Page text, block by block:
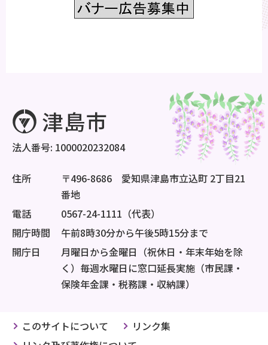
法人番号: 1000020232084
住所
〒496-8686 愛知県津島市立込町 2丁目21
番地
電話
0567-24-1111（代表）
開庁時間
午前8時30分から午後5時15分まで
開庁日
月曜日から金曜日（祝休日・年末年始を除
く）毎週水曜日に窓口延長実施（市民課・
保険年金課・税務課・収納課）
このサイトについて
リンク集